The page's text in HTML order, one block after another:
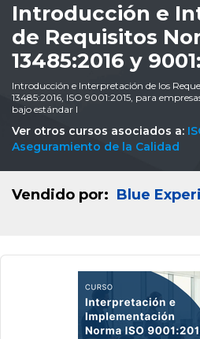
Introducción e
de Requisitos
13485:2016 y
Introducción e Interpretación de los
13485:2016, ISO 9001:2015, para
bajo estándar I
Ver otros cursos asociados a:
Aseguramiento de la Calidad
Vendido por: Blue